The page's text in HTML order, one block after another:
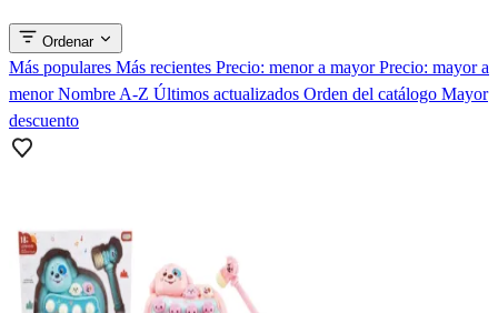
Ordenar
Más populares Más recientes Precio: menor a mayorPrecio: mayor a
menorNombre A-Z Últimos actualizados Orden del catálogo Mayor
descuento